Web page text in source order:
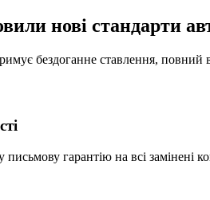
нові стандарти
бездоганне ставлення, повний
гарантію на всі замінені